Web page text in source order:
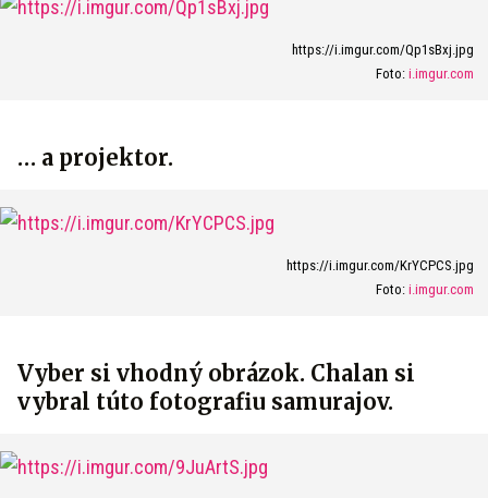
https://i.imgur.com/Qp1sBxj.jpg
Foto: i.imgur.com
… a projektor.
https://i.imgur.com/KrYCPCS.jpg
Foto: i.imgur.com
Vyber si vhodný obrázok. Chalan si
vybral túto fotografiu samurajov.